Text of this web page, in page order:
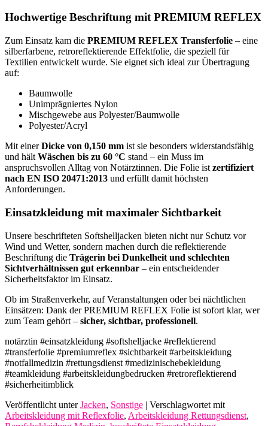
Hochwertige Beschriftung mit PREMIUM REFLEX
Zum Einsatz kam die PREMIUM REFLEX Transferfolie – eine
silberfarbene, retroreflektierende Effektfolie, die speziell für
Textilien entwickelt wurde. Sie eignet sich ideal zur Übertragung
auf:
Baumwolle
Unimprägniertes Nylon
Mischgewebe aus Polyester/Baumwolle
Polyester/Acryl
Mit einerDicke von 0,150 mm ist sie besonders widerstandsfähig
und hält Wäschen bis zu 60 °C stand – ein Muss im
anspruchsvollen Alltag von Notärztinnen. Die Folie ist zertifiziert
nach EN ISO 20471:2013 und erfüllt damit höchsten
Anforderungen.
Einsatzkleidung mit maximaler Sichtbarkeit
Unsere beschrifteten Softshelljacken bieten nicht nur Schutz vor
Wind und Wetter, sondern machen durch die reflektierende
Beschriftung die Trägerin bei Dunkelheit und schlechten
Sichtverhältnissen gut erkennbar – ein entscheidender
Sicherheitsfaktor im Einsatz.
Ob im Straßenverkehr, auf Veranstaltungen oder bei nächtlichen
Einsätzen: Dank der PREMIUM REFLEX Folie ist sofort klar, wer
zum Team gehört – sicher, sichtbar, professionell.
notärztin #einsatzkleidung #softshelljacke #reflektierend
#transferfolie #premiumreflex #sichtbarkeit #arbeitskleidung
#notfallmedizin #rettungsdienst #medizinischebekleidung
#teamkleidung #arbeitskleidungbedrucken #retroreflektierend
#sicherheitimblick
Veröffentlicht unter Jacken, Sonstige | Verschlagwortet mit
Arbeitskleidung mit Reflexfolie, Arbeitskleidung Rettungsdienst,